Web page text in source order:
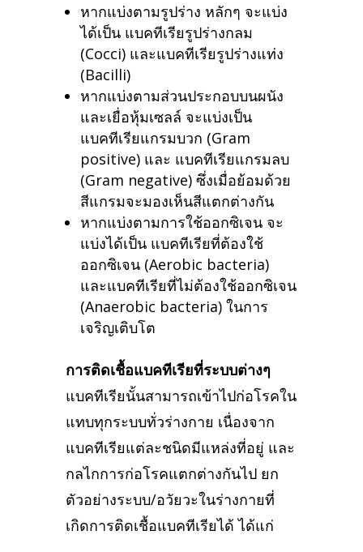
หากแบ่งตามรูปร่าง หลักๆ จะแบ่ง
ได้เป็น แบคทีเรียรูปร่างกลม
(Cocci) และแบคทีเรียรูปร่างแท่ง
(Bacilli)
หากแบ่งตามส่วนประกอบบนผนัง
และเยื่อหุ้มเซลล์ จะแบ่งเป็น
แบคทีเรียแกรมบวก (Gram
positive) และ แบคทีเรียแกรมลบ
(Gram negative) ซึ่งเมื่อย้อมด้วย
สีแกรมจะมองเห็นสีแตกต่างกัน
หากแบ่งตามการใช้ออกซิเจน จะ
แบ่งได้เป็น แบคทีเรียที่ต้องใช้
ออกซิเจน (Aerobic bacteria)
และแบคทีเรียที่ไม่ต้องใช้ออกซิเจน
(Anaerobic bacteria) ในการ
เจริญเติบโต
การติดเชื้อแบคทีเรียที่ระบบต่างๆ
แบคทีเรียนั้นสามารถเข้าไปก่อโรคใน
แทบทุกระบบทั่วร่างกาย เนื่องจาก
แบคทีเรียแต่ละชนิดมีแหล่งที่อยู่ และ
กลไกการก่อโรคแตกต่างกันไป ยก
ตัวอย่างระบบ/อวัยวะในร่างกายที่
เกิดการติดเชื้อแบคทีเรียได้ ได้แก่